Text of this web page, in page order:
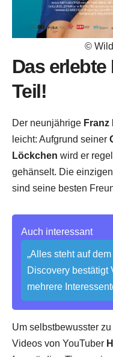
©
Das erlebte
Teil!
Der neunjährige Franz
leicht: Aufgrund seiner
Löckchen wird er
gehänselt. Die
sind seine besten
Auch interessant
„Alles steht auf
Discovery bestätigt
mehrere
Um selbstbewusster
Videos von YouTuber